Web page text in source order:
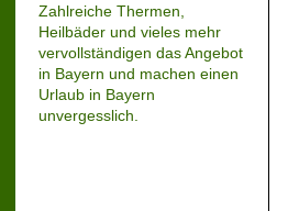
Zahlreiche Thermen,
Heilbäder und vieles mehr
vervollständigen das Angebot
in Bayern und machen einen
Urlaub in Bayern
unvergesslich.